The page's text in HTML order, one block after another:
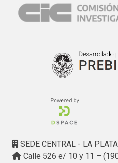
intervención humana
modifica la relación entre
conservarla puede ser,
Estado, un eje para
rescaten aspectos
actividades importantes para
qué del estado actual y las
SEDE CENTRAL - LA PLATA
Calle 526 e/ 10 y 11 –